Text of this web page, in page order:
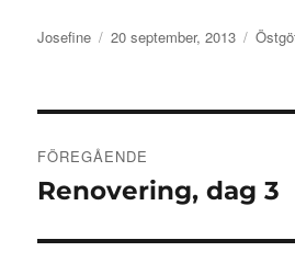
Författare
Josefine
Publicerat
20 september, 2013
FÖREGÅENDE
Föregående
Renovering, dag 3